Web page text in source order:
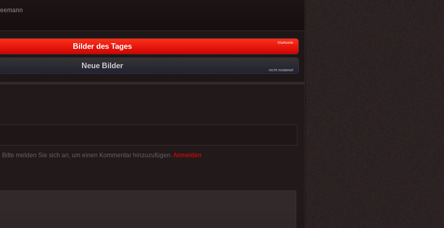
Bilder des Tages Startseite
Neue Bilder
nicht moderiert
Bitte melden Sie sich an, um einen Kommentar hinzuzufügen. Anmelden